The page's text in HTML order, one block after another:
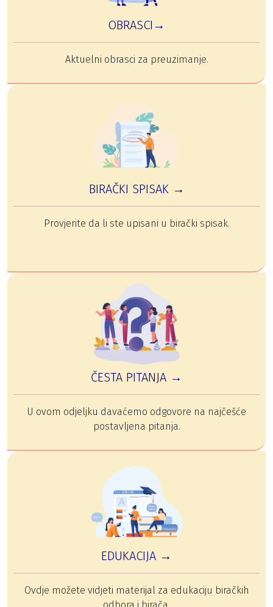
OBRASCI→
Aktuelni obrasci za preuzimanje.
BIRAČKI SPISAK →
Provjerite da li ste upisani u birački spisak.
ČESTA PITANJA →
U ovom odjeljku davaćemo odgovore na najčešće
postavljena pitanja.
EDUKACIJA →
Ovdje možete vidjeti materijal za edukaciju biračkih
odbora i birača.